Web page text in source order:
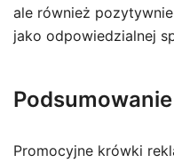
ale również
jako odpowiedzialnej
Podsumowanie
Promocyjne krówki